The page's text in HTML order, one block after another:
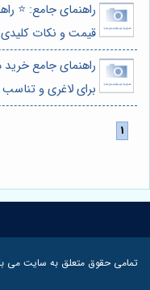
راهنمای جامع: ⭐️
قیمت و نکات کلیدی
راهنمای جامع
برای لاغری و تناسب
تمامی حقوق متعلق به سایت می